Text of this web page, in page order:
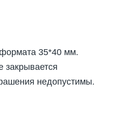
35*40 мм.
закрывается
недопустимы.